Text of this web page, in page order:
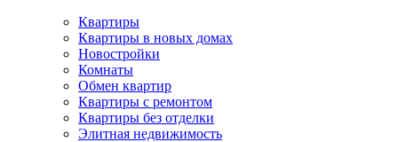
Квартиры
Квартиры в новых домах
Новостройки
Комнаты
Обмен квартир
Квартиры с ремонтом
Квартиры без отделки
Элитная недвижимость